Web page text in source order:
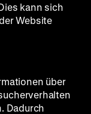
kann sich
Website
über
Dadurch